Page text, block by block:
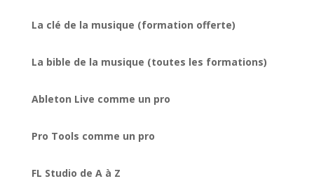
La clé de la musique (formation offerte)
La bible de la musique (toutes les formations)
Ableton Live comme un pro
Pro Tools comme un pro
FL Studio de A à Z